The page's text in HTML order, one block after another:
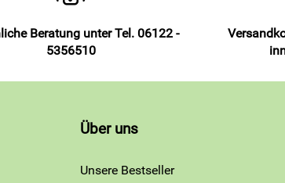
Beratung unter Tel. 06122 -
5356510
Über uns
Unsere Bestseller